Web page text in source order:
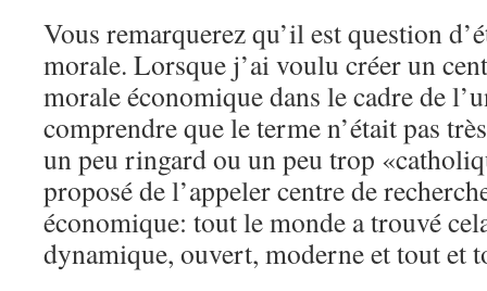
Vous remarquerez qu’il est question
morale. Lorsque j’ai voulu créer un
morale économique dans le cadre de
comprendre que le terme n’était pas
un peu ringard ou un peu trop
proposé de l’appeler centre de
économique: tout le monde a trouvé
dynamique, ouvert, moderne et tout et